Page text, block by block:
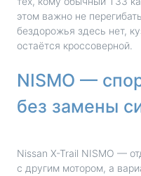
этом важно не
бездорожья здесь нет,
остаётся кроссоверной.
NISMO —
без замены
Nissan X-Trail NISMO —
с другим мотором, а